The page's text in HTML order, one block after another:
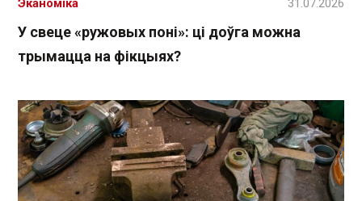
У свеце «ружовых поні»: ці доўга можна
трымацца на фікцыях?
Эканоміка 31.07.2026